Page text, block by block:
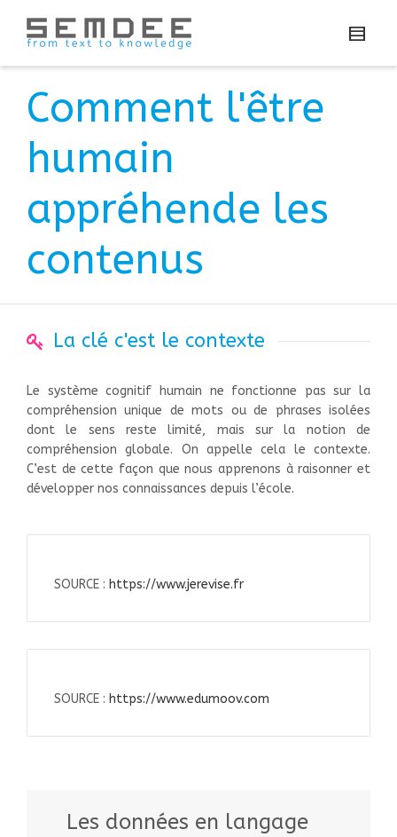
Comment l'être
humain
appréhende les
contenus
La clé c'est le contexte
Le système cognitif humain ne fonctionne pas sur la
compréhension unique de mots ou de phrases isolées
dont le sens reste limité, mais sur la notion de
compréhension globale. On appelle cela le contexte.
C’est de cette façon que nous apprenons à raisonner et
développer nos connaissances depuis l’école.
SOURCE : https://www.jerevise.fr
SOURCE : https://www.edumoov.com
Les données en langage